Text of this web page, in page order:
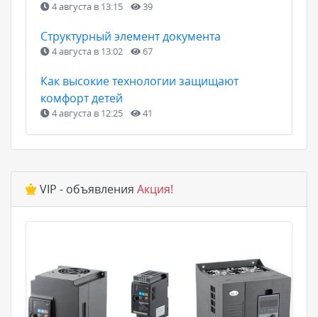
4 августа в 13:15 39
Структурный элемент документа
4 августа в 13:02 67
Как высокие технологии защищают
комфорт детей
4 августа в 12:25 41
VIP - объявления Акция!